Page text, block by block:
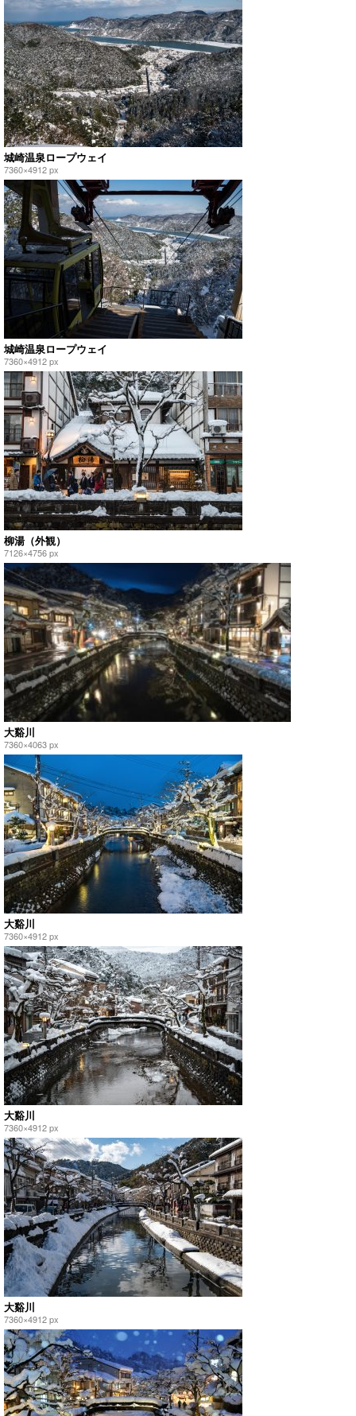
城崎温泉ロープウェイ
7360×4912 px
城崎温泉ロープウェイ
7360×4912 px
柳湯（外観）
7126×4756 px
大谿川
7360×4063 px
大谿川
7360×4912 px
大谿川
7360×4912 px
大谿川
7360×4912 px